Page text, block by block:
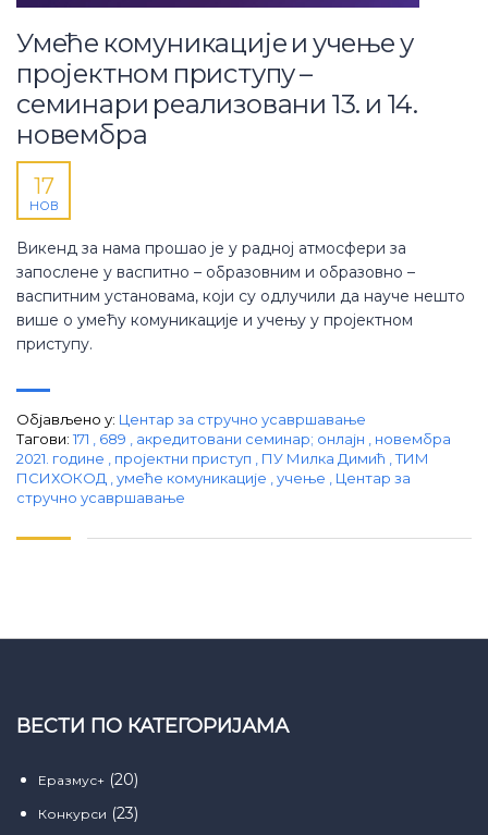
Умеће комуникације и учење у
пројектном приступу –
семинари реализовани 13. и 14.
новембра
17
НОВ
Викенд за нама прошао је у радној атмосфери за
запослене у васпитно – образовним и образовно –
васпитним установама, који су одлучили да науче нешто
више о умећу комуникације и учењу у пројектном
приступу.
Објављено у: Центар за стручно усавршавање
Тагови: 171 689 акредитовани семинар; онлајн
новембра
2021. године
пројектни приступ ПУ Милка Димић
ТИМ
ПСИХОКОД
умеће комуникације учење
Центар за
стручно усавршавање
ВЕСТИ ПО КАТЕГОРИЈАМА
Еразмус+ (20)
Конкурси (23)